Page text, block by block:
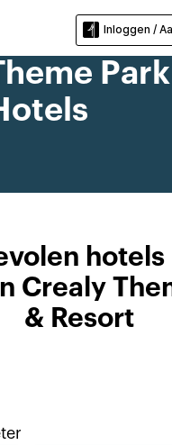
Inloggen /
hotels
Crealy
& Resort